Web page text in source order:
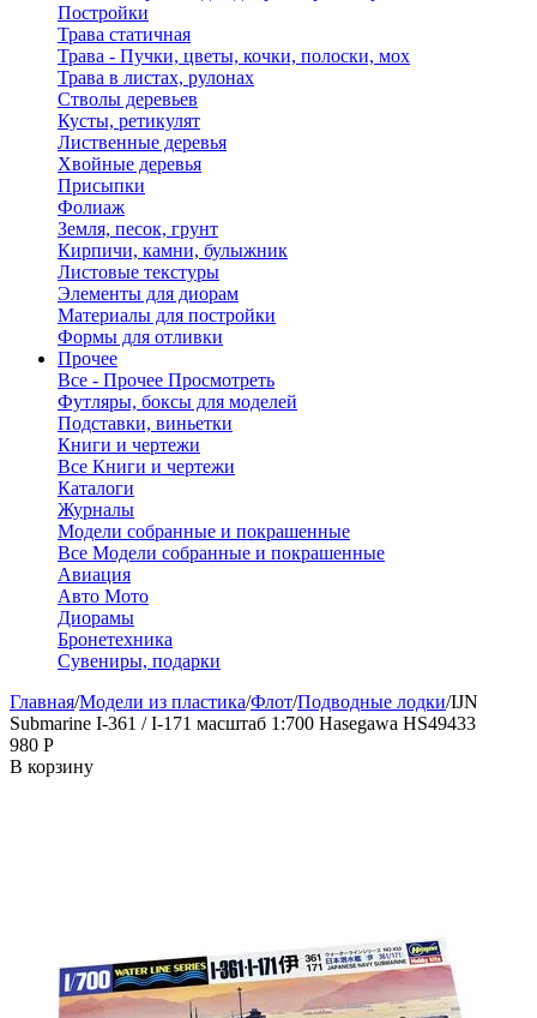
Постройки
Трава статичная
Трава - Пучки, цветы, кочки, полоски, мох
Трава в листах, рулонах
Стволы деревьев
Кусты, ретикулят
Лиственные деревья
Хвойные деревья
Присыпки
Фолиаж
Земля, песок, грунт
Кирпичи, камни, булыжник
Листовые текстуры
Элементы для диорам
Материалы для постройки
Формы для отливки
Прочее
Все - Прочее Просмотреть
Футляры, боксы для моделей
Подставки, виньетки
Книги и чертежи
Все Книги и чертежи
Каталоги
Журналы
Модели собранные и покрашенные
Все Модели собранные и покрашенные
Авиация
Авто Мото
Диорамы
Бронетехника
Сувениры, подарки
Главная/Модели из пластика/Флот/Подводные лодки/IJN
Submarine I-361 / I-171 масштаб 1:700 Hasegawa HS49433
‍980‍ Р
В корзину